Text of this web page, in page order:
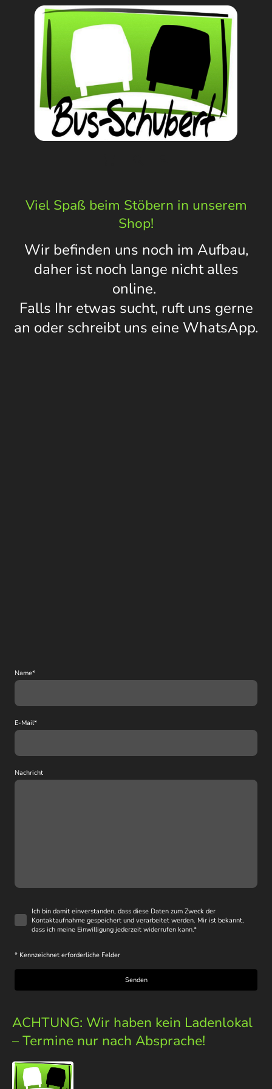
Viel Spaß beim Stöbern in unserem
Shop!
Wir befinden uns noch im Aufbau,
daher ist noch lange nicht alles
online.
Falls Ihr etwas sucht, ruft uns gerne
an oder schreibt uns eine WhatsApp.
Name*
E-Mail*
Nachricht
Ich bin damit einverstanden, dass diese Daten zum Zweck der
Kontaktaufnahme gespeichert und verarbeitet werden. Mir ist bekannt,
dass ich meine Einwilligung jederzeit widerrufen kann.*
* Kennzeichnet erforderliche Felder
Senden
ACHTUNG: Wir haben kein Ladenlokal
– Termine nur nach Absprache!